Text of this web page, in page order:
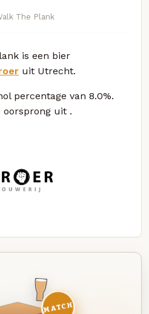
The Plank
is een bier
uit Utrecht.
percentage van 8.0%.
oorsprong uit .
MATCH